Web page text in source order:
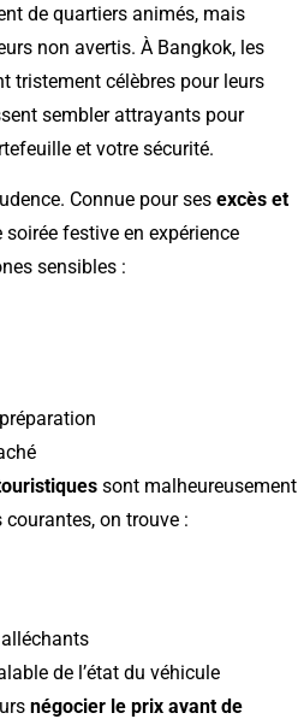
de quartiers animés, mais
non avertis. À Bangkok, les
tristement célèbres pour leurs
sembler attrayants pour
et votre sécurité.
Connue pour ses excès et
festive en expérience
sensibles :
sont malheureusement
on trouve :
de l’état du véhicule
négocier le prix avant de